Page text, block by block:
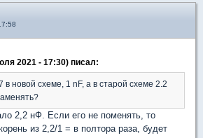
2021 - 17:30) писал:
новой схеме, 1 nF, а в старой схеме 2.2
2,2 нФ. Если его не поменять, то
из 2,2/1 = в полтора раза, будет